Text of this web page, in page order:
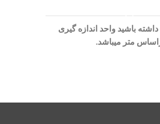
باشید واحد اندازه گیری
متر میباشد.